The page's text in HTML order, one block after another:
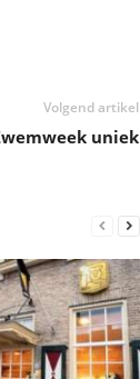
Volgend artikel
uniek